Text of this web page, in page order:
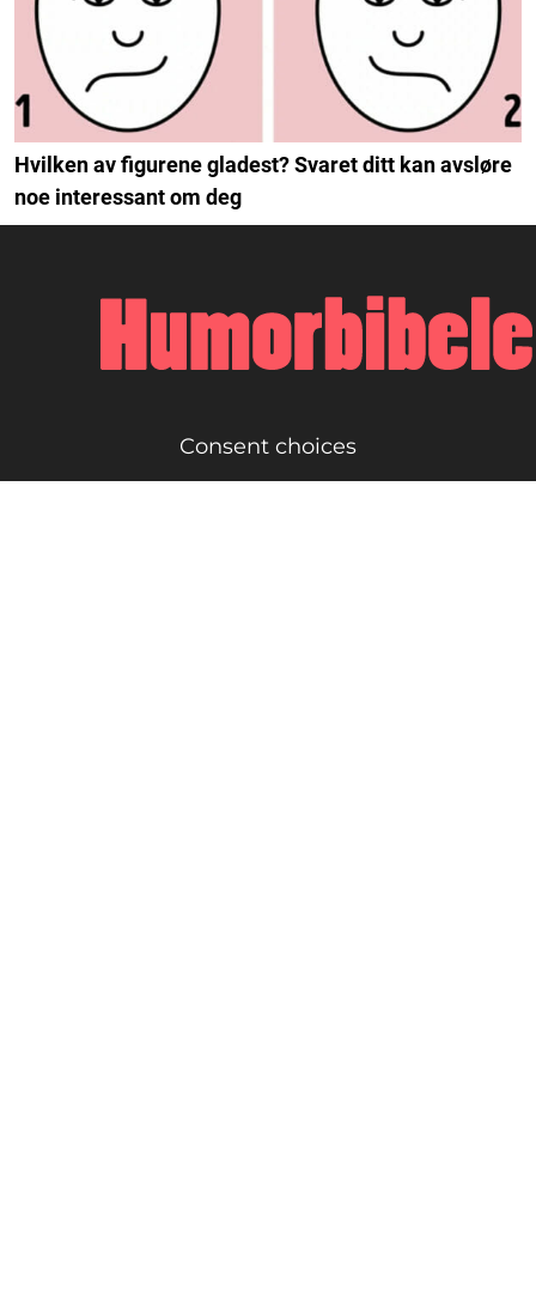
Hvilken av figurene gladest? Svaret ditt kan avsløre
noe interessant om deg
Consent choices